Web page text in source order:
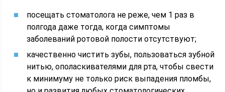
посещать стоматолога не реже, чем 1 раз в
полгода даже тогда, когда симптомы
заболеваний ротовой полости отсутствуют;
качественно чистить зубы, пользоваться зубной
нитью, ополаскивателями для рта, чтобы свести
к минимуму не только риск выпадения пломбы,